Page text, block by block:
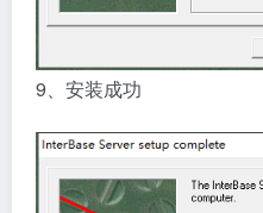
9、安装成功